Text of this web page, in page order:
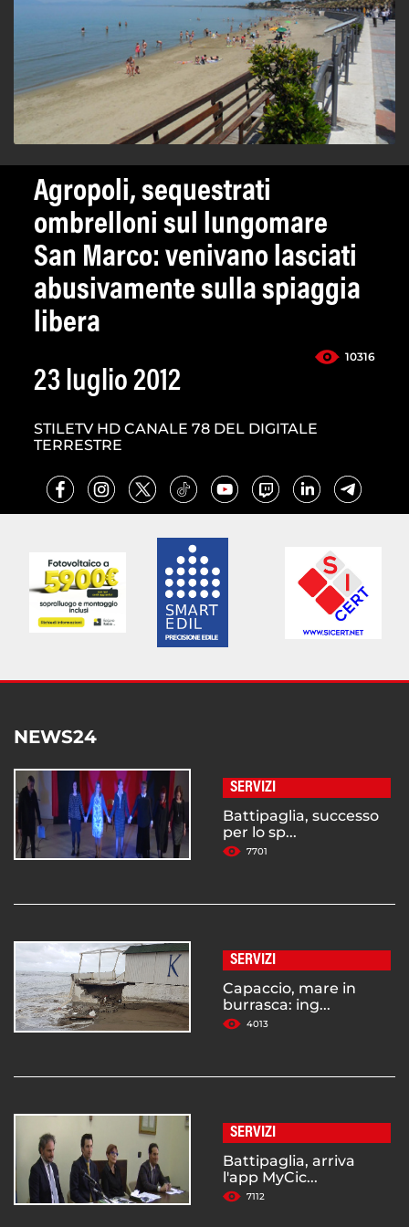
Agropoli, sequestrati
ombrelloni sul lungomare
San Marco: venivano lasciati
abusivamente sulla spiaggia
libera
10316
23 luglio 2012
STILETV HD CANALE 78 DEL DIGITALE
TERRESTRE
NEWS24
SERVIZI
Battipaglia, successo
per lo sp...
7701
SERVIZI
Capaccio, mare in
burrasca: ing...
4013
SERVIZI
Battipaglia, arriva
l'app MyCic...
7112